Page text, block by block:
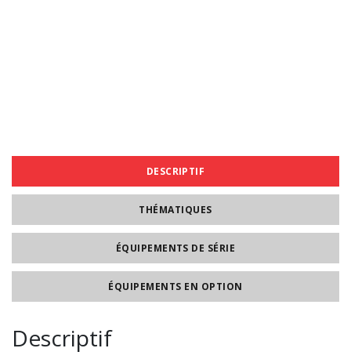
DESCRIPTIF
THÉMATIQUES
ÉQUIPEMENTS DE SÉRIE
ÉQUIPEMENTS EN OPTION
Descriptif